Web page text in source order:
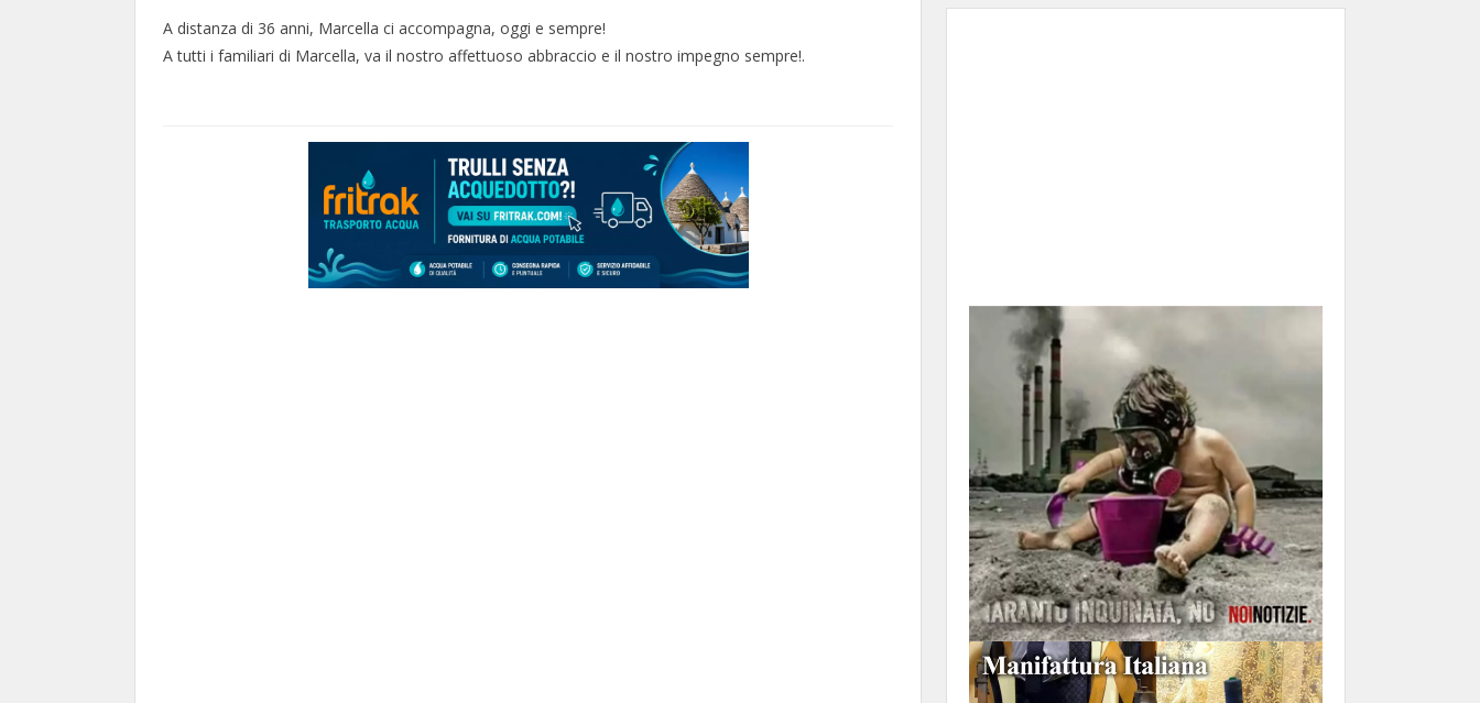
A distanza di 36 anni, Marcella ci accompagna, oggi e sempre!
A tutti i familiari di Marcella, va il nostro affettuoso abbraccio e il nostro impegno sempre!.